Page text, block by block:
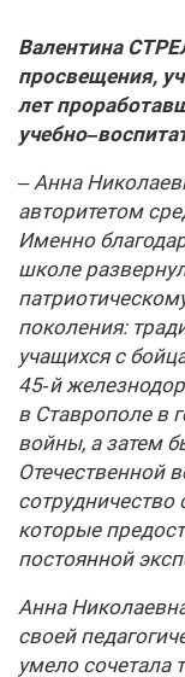
Валентина
просвещения,
лет
учебно–
–Анна
авторитетом
Именно
школе
поколения:
учащихся с
45‑й
в Ставрополе в
войны, а затем
Отечественной
сотрудничество
которые
постоянной
Анна
своей
умело сочетала